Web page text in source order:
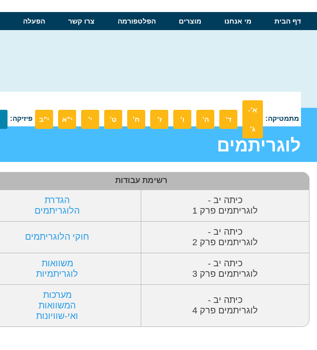
דף הבית מי אנחנו מוצרים הפלטפורמה צרו קשר הפעלה
מתמטיקה:
א’-
ג’
ד’ ה’ ו’ ז’ ח’ ט’ י’ י"א י"ב פיזיקה:
לוגריתמים
רשימת עבודות
כיתה יב -
לוגריתמים פרק 1
הגדרת
הלוגריתמים
כיתה יב -
לוגריתמים פרק 2
חוקי הלוגריתמים
כיתה יב -
לוגריתמים פרק 3
משוואות
לוגריתמיות
כיתה יב -
לוגריתמים פרק 4
מערכות
המשוואות
ואי-שוויונות